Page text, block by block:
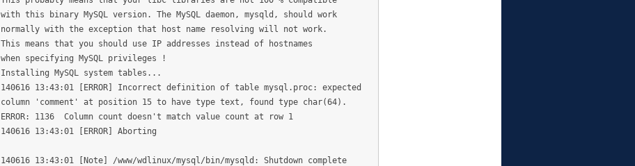
with this binary MySQL version. The MySQL daemon, mysqld, should work
normally with the exception that host name resolving will not work.
This means that you should use IP addresses instead of hostnames
when specifying MySQL privileges !
Installing MySQL system tables...
140616 13:43:01 [ERROR] Incorrect definition of table mysql.proc: expected
column 'comment' at position 15 to have type text, found type char(64).
ERROR: 1136 Column count doesn't match value count at row 1
140616 13:43:01 [ERROR] Aborting
140616 13:43:01 [Note] /www/wdlinux/mysql/bin/mysqld: Shutdown complete